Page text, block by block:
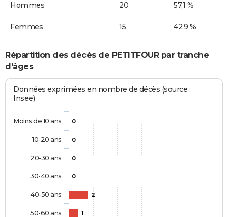
Hommes 20 57,1 %
Femmes 15 42,9 %
Répartition des décès de PETITFOUR par tranche
d'âges
Données exprimées en nombre de décès (source :
Insee)
0
0
0
0
2
1
Moins de 10 ans
10-20 ans
20-30 ans
30-40 ans
40-50 ans
50-60 ans